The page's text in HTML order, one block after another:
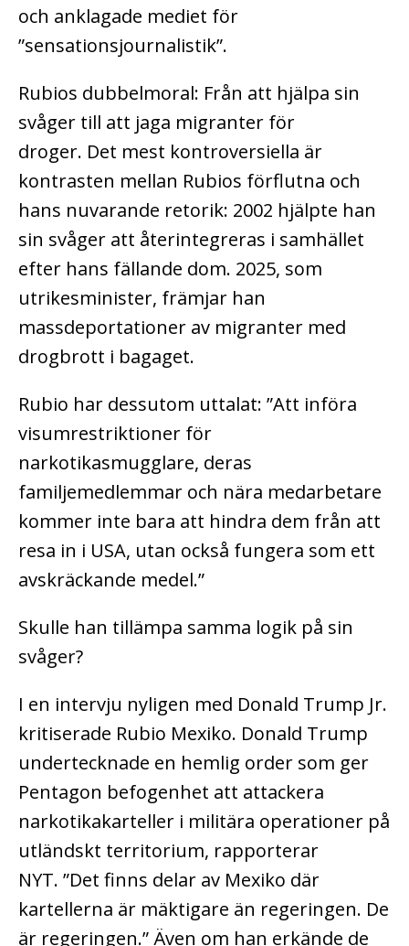
och anklagade mediet för
”sensationsjournalistik”.
Rubios dubbelmoral: Från att hjälpa sin
svåger till att jaga migranter för
droger. Det mest kontroversiella är
kontrasten mellan Rubios förflutna och
hans nuvarande retorik: 2002 hjälpte han
sin svåger att återintegreras i samhället
efter hans fällande dom. 2025, som
utrikesminister, främjar han
massdeportationer av migranter med
drogbrott i bagaget.
Rubio har dessutom uttalat: ”Att införa
visumrestriktioner för
narkotikasmugglare, deras
familjemedlemmar och nära medarbetare
kommer inte bara att hindra dem från att
resa in i USA, utan också fungera som ett
avskräckande medel.”
Skulle han tillämpa samma logik på sin
svåger?
I en intervju nyligen med Donald Trump Jr.
kritiserade Rubio Mexiko. Donald Trump
undertecknade en hemlig order som ger
Pentagon befogenhet att attackera
narkotikakarteller i militära operationer på
utländskt territorium, rapporterar
NYT. ”Det finns delar av Mexiko där
kartellerna är mäktigare än regeringen. De
är regeringen.”Även om han erkände de